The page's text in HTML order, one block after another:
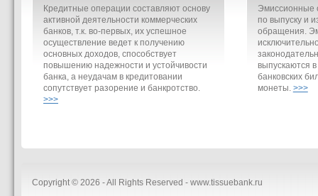
Кредитные операции составляют основу
активной деятельности коммерческих
банков, т.к. во-первых, их успешное
осуществление ведет к получению
основных доходов, способствует
повышению надежности и устойчивости
банка, а неудачам в кредитовании
сопутствует разорение и банкротство.
>>>
Эмиссионные
по выпуску и
обращения.
выпускаются
банковских
монеты. >>>
Copyright © 2026 - All Rights Reserved - www.tissuebank.ru